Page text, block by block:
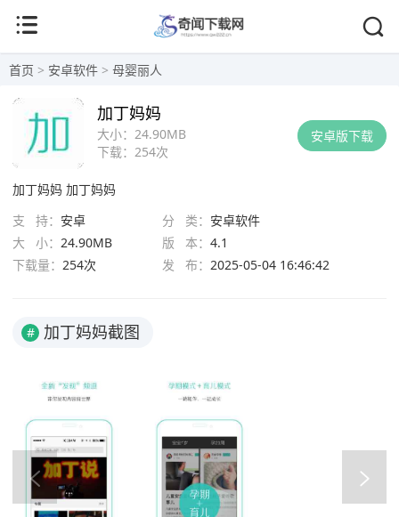
首页 > 安卓软件 > 母婴丽人
安卓版下载
大小： 24.90MB
下载： 254次
加丁妈妈
加丁妈妈 加丁妈妈
支 持： 安卓 分 类： 安卓软件
大 小： 24.90MB 版 本： 4.1
下载量： 254次 发 布： 2025-05-04 16:46:42
# 加丁妈妈截图